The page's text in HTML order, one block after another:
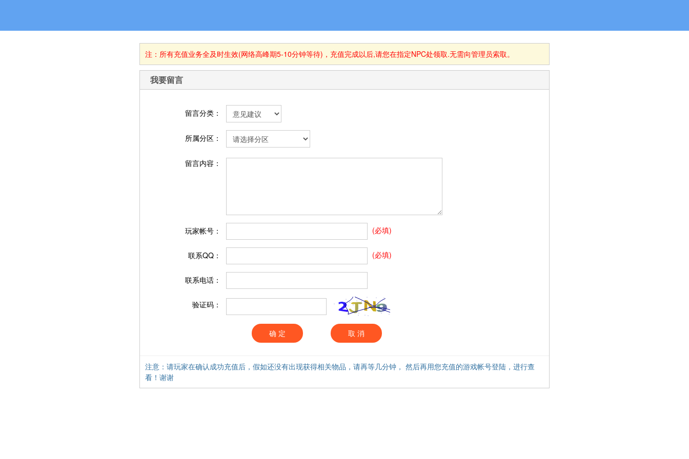
注：所有充值业务全及时生效(网络高峰期5-10分钟等待)，充值完成以后,请您在指定NPC处领取.无需向管理员索取。
我要留言
留言分类：
所属分区：
留言内容：
玩家帐号： (必填)
联系QQ： (必填)
联系电话：
验证码：
确 定 取 消
注意：请玩家在确认成功充值后，假如还没有出现获得相关物品，请再等几分钟， 然后再用您充值的游戏帐号登陆，进行查
看！谢谢